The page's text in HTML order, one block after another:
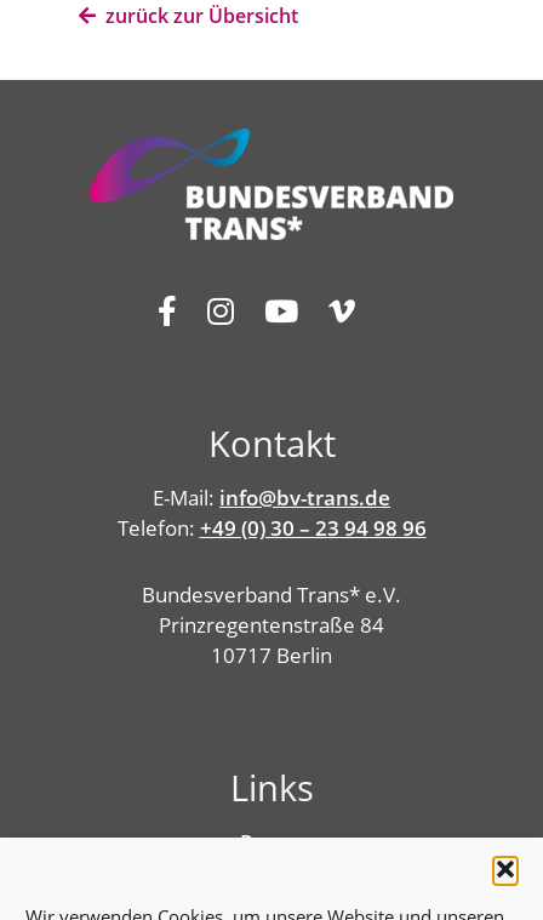
zurück zur Übersicht
Kontakt
E-Mail: info@bv-trans.de
Telefon: +49 (0) 30 – 23 94 98 96
Bundesverband Trans* e.V.
Prinzregentenstraße 84
10717 Berlin
Links
Presse